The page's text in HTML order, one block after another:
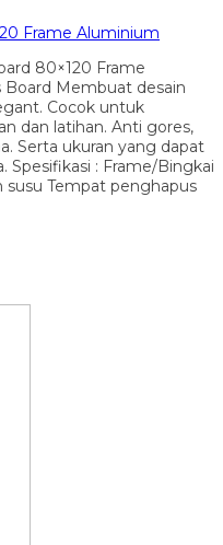
Frame Aluminium
80×120 Frame
Board Membuat desain
Cocok untuk
dan latihan. Anti gores,
Serta ukuran yang dapat
Spesifikasi : Frame/Bingkai
Tempat penghapus